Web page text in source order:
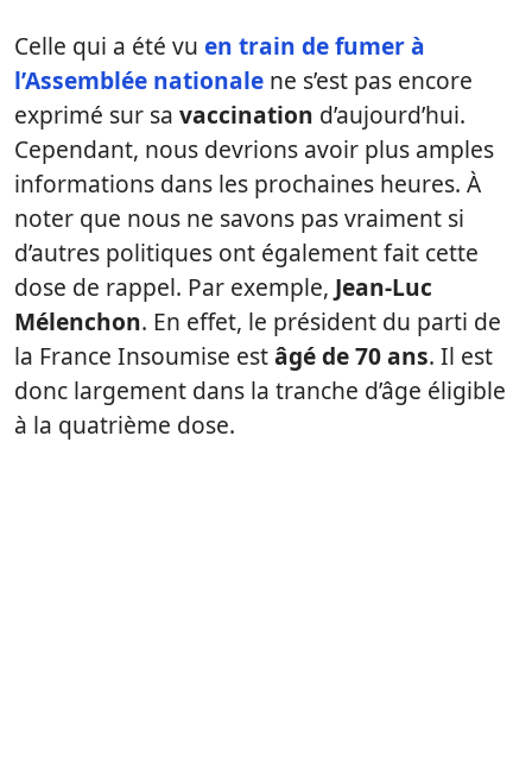
Celle qui a été vu en train de fumer à
l’Assemblée nationale ne s’est pas encore
exprimé sur sa vaccination d’aujourd’hui.
Cependant, nous devrions avoir plus amples
informations dans les prochaines heures. À
noter que nous ne savons pas vraiment si
d’autres politiques ont également fait cette
dose de rappel. Par exemple, Jean-Luc
Mélenchon. En effet, le président du parti de
la France Insoumise estâgé de 70 ans. Il est
donc largement dans la tranche d’âge éligible
à la quatrième dose.